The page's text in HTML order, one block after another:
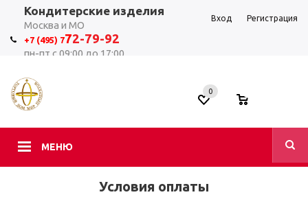
Кондитерские изделия
Москва и МО
+7 (495) 772-79-92
пн-пт с 09:00 до 17:00
Вход Регистрация
МЕНЮ
0
Условия оплаты